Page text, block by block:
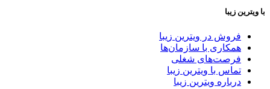
با ویترین زیبا
فروش در ویترین زیبا
همکاری با سازمان‌ها
فرصت‌های شغلی
تماس با ویترین زیبا
درباره ویترین زیبا